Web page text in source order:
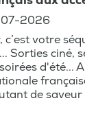
2026
c’est votre
Sorties ciné,
d'été...
de saveur